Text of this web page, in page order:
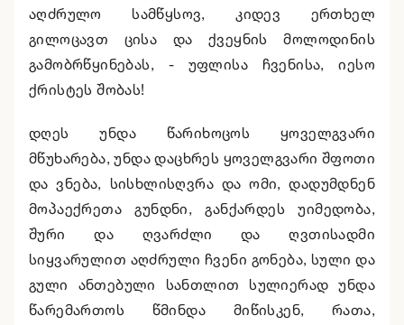
აღძრულო სამწყსოვ, კიდევ ერთხელ
გილოცავთ ცისა და ქვეყნის მოლოდინის
გამობრწყინებას, - უფლისა ჩვენისა, იესო
ქრისტეს შობას!
დღეს უნდა წარიხოცოს ყოველგვარი
მწუხარება, უნდა დაცხრეს ყოველგვარი შფოთი
და ვნება, სისხლისღვრა და ომი, დადუმდნენ
მოპაექრეთა გუნდნი, განქარდეს უიმედობა,
შური და ღვარძლი და ღვთისადმი
სიყვარულით აღძრული ჩვენი გონება, სული და
გული ანთებული სანთლით სულიერად უნდა
წარემართოს წმინდა მიწისკენ, რათა,